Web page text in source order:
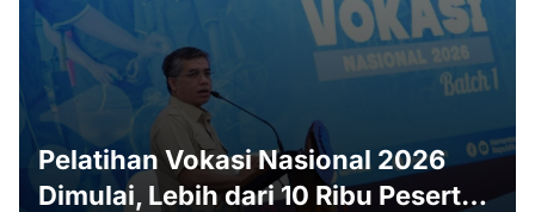
Pelatihan Vokasi Nasional 2026
Dimulai, Lebih dari 10 Ribu Peserta